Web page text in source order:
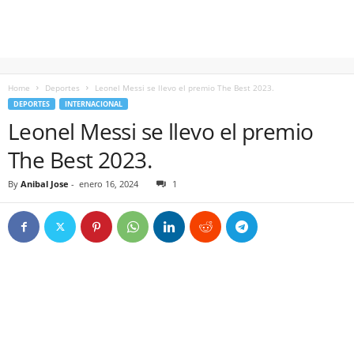
Home Deportes Leonel Messi se llevo el premio The Best 2023.
DEPORTES INTERNACIONAL
Leonel Messi se llevo el premio
The Best 2023.
By Anibal Jose - enero 16, 2024 1